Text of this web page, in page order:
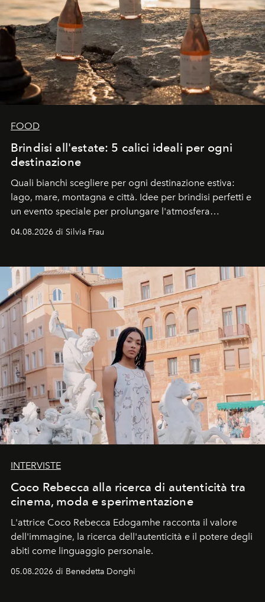
FOOD
Brindisi all'estate: 5 calici ideali per ogni
destinazione
Quali bianchi scegliere per ogni destinazione estiva:
lago, mare, montagna e città. Idee per brindisi perfetti e
un evento speciale per prolungare l'atmosfera
04.08.2026 di Silvia Frau
INTERVISTE
Coco Rebecca alla ricerca di autenticità tra
cinema, moda e sperimentazione
L'attrice Coco Rebecca Edogamhe racconta il valore
dell'immagine, la ricerca dell'autenticità e il potere degli
abiti come linguaggio personale.
05.08.2026 di Benedetta Donghi